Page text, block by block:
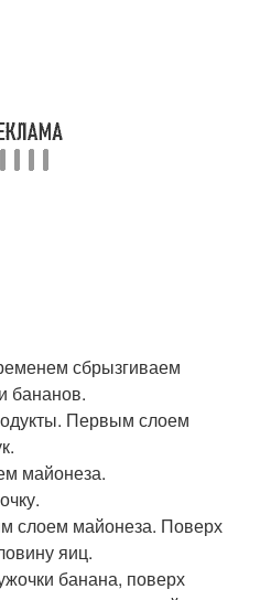
сбрызгиваем
бананов.
Первым слоем
майонеза.
слоем майонеза. Поверх
яиц.
банана, поверх